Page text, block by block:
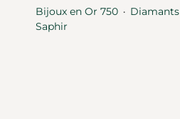
Bijoux en Or 750 ・ Diamants
Saphir